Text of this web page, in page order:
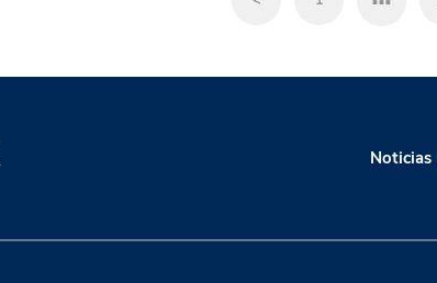
Noticias